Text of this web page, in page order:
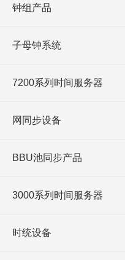
钟组产品
子母钟系统
7200系列时间服务器
网同步设备
BBU池同步产品
3000系列时间服务器
时统设备